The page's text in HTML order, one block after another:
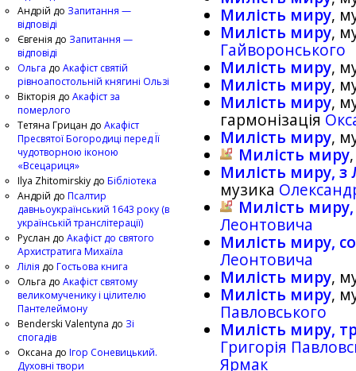
Милість миру,
Милість миру,
Гайворонського
Милість миру,
Милість миру,
Милість миру,
гармонізація
Милість миру,
Милість миру
Милість миру, з
музика
Милість
Леонтовича
Милість миру,
Леонтовича
Милість миру,
Милість миру,
Павловського
Милість миру,
Григорія
Ярмак
Андрій до Запитання —
відповіді
Євгенія до Запитання —
відповіді
Ольга до Акафіст святій
рівноапостольній княгині Ользі
Вікторія до Акафіст за
померлого
Тетяна Грицан до Акафіст
Пресвятої Богородиці перед Її
чудотворною іконою
«Всецариця»
Ilya Zhitomirskiy до Бібліотека
Андрій до Псалтир
давньоукраїнський 1643 року (в
українській транслітерації)
Руслан до Акафіст до святого
Архистратига Михаїла
Лілія до Гостьова книга
Ольга до Акафіст святому
великомученику і цілителю
Пантелеймону
Benderski Valentyna до Зі
спогадів
Оксана до Ігор Соневицький.
Духовні твори